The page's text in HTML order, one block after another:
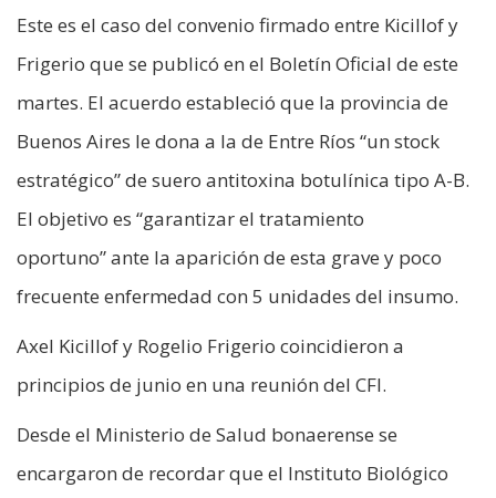
Este es el caso del convenio firmado entre Kicillof y
Frigerio que se publicó en el Boletín Oficial de este
martes. El acuerdo estableció que la provincia de
Buenos Aires le dona a la de Entre Ríos “un stock
estratégico” de suero antitoxina botulínica tipo A-B.
El objetivo es “garantizar el tratamiento
oportuno” ante la aparición de esta grave y poco
frecuente enfermedad con 5 unidades del insumo.
Axel Kicillof y Rogelio Frigerio coincidieron a
principios de junio en una reunión del CFI.
Desde el Ministerio de Salud bonaerense se
encargaron de recordar que el Instituto Biológico